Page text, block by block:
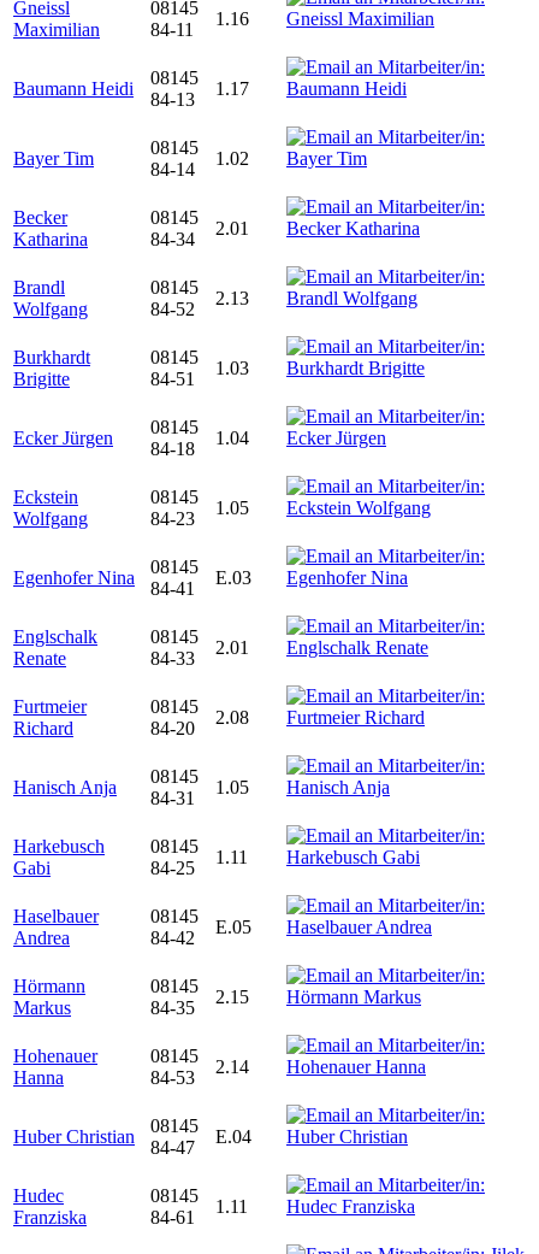
Gneissl
Maximilian
08145
84-11
1.16
Baumann Heidi
08145
84-13
1.17
Bayer Tim
08145
84-14
1.02
Becker
Katharina
08145
84-34
2.01
Brandl
Wolfgang
08145
84-52
2.13
Burkhardt
Brigitte
08145
84-51
1.03
Ecker Jürgen
08145
84-18
1.04
Eckstein
Wolfgang
08145
84-23
1.05
Egenhofer Nina
08145
84-41
E.03
Englschalk
Renate
08145
84-33
2.01
Furtmeier
Richard
08145
84-20
2.08
Hanisch Anja
08145
84-31
1.05
Harkebusch
Gabi
08145
84-25
1.11
Haselbauer
Andrea
08145
84-42
E.05
Hörmann
Markus
08145
84-35
2.15
Hohenauer
Hanna
08145
84-53
2.14
Huber Christian
08145
84-47
E.04
Hudec
Franziska
08145
84-61
1.11